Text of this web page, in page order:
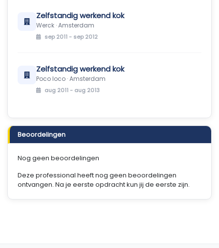
Zelfstandig werkend kok
Werck · Amsterdam
sep 2011 - sep 2012
Zelfstandig werkend kok
Poco loco · Amsterdam
aug 2011 - aug 2013
Beoordelingen
Nog geen beoordelingen
Deze professional heeft nog geen beoordelingen
ontvangen. Na je eerste opdracht kun jij de eerste zijn.